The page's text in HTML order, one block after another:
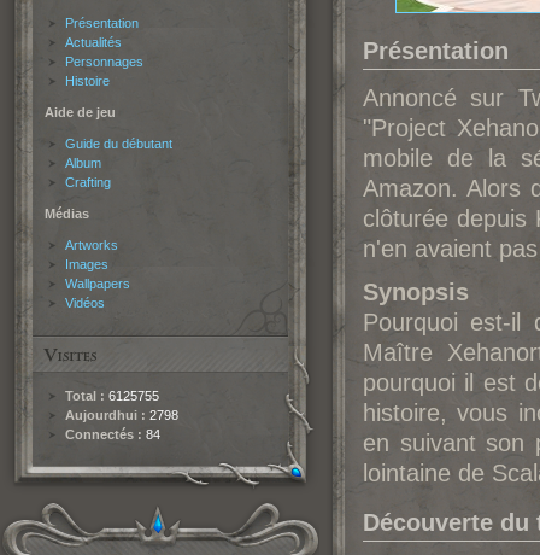
Présentation
Actualités
Personnages
Histoire
Aide de jeu
Guide du débutant
Album
Crafting
Médias
Artworks
Images
Wallpapers
Vidéos
Total : 6125755
Aujourdhui : 2798
Connectés : 84
Présentation
Annoncé sur
"Project
mobile de la
Amazon. Alors
clôturée depuis
n'en avaient
Synopsis
Pourquoi est-il
Maître
pourquoi il est
histoire, vous
en suivant son
lointaine de
Découverte du